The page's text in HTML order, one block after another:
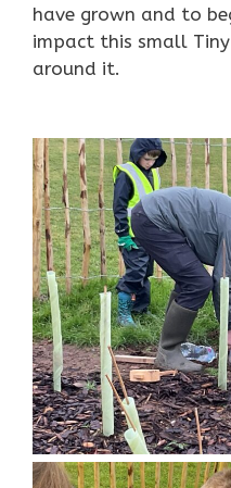
have grown and to
impact this small
around it.